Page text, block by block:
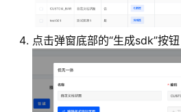
点击弹窗底部的“生成sdk”按钮